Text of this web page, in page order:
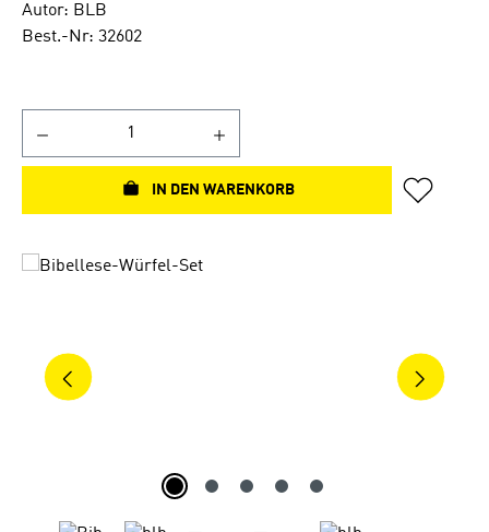
Autor: BLB
Best.-Nr: 32602
IN DEN WARENKORB
Bildergalerie überspringen